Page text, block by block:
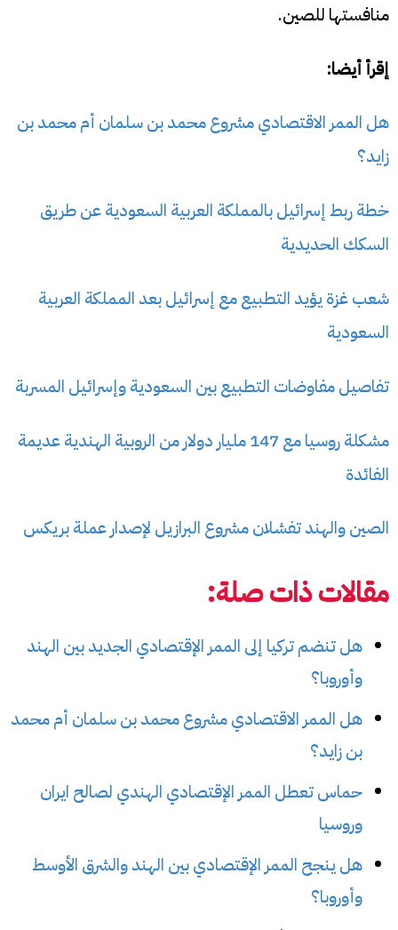
منافستها للصين.
إقرأ أيضا:
هل الممر الاقتصادي مشروع محمد بن سلمان أم محمد بن
زايد؟
خطة ربط إسرائيل بالمملكة العربية السعودية عن طريق
السكك الحديدية
شعب غزة يؤيد التطبيع مع إسرائيل بعد المملكة العربية
السعودية
تفاصيل مفاوضات التطبيع بين السعودية وإسرائيل المسربة
مشكلة روسيا مع 147 مليار دولار من الروبية الهندية عديمة
الفائدة
الصين والهند تفشلان مشروع البرازيل لإصدار عملة بريكس
مقالات ذات صلة:
هل تنضم تركيا إلى الممر الإقتصادي الجديد بين الهند
وأوروبا؟
هل الممر الاقتصادي مشروع محمد بن سلمان أم محمد
بن زايد؟
حماس تعطل الممر الإقتصادي الهندي لصالح ايران
وروسيا
هل ينجح الممر الإقتصادي بين الهند والشرق الأوسط
وأوروبا؟